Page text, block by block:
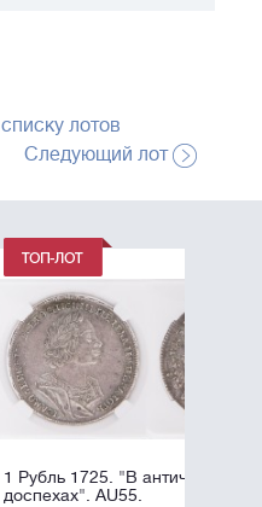
лотов
Следующий лот
античных